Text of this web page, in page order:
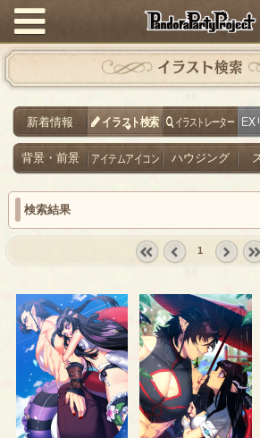
イラスト検索
新着情報 イラスト検索 イラストレーター EX
背景・前景 アイテムアイコン ハウジング
検索結果
1